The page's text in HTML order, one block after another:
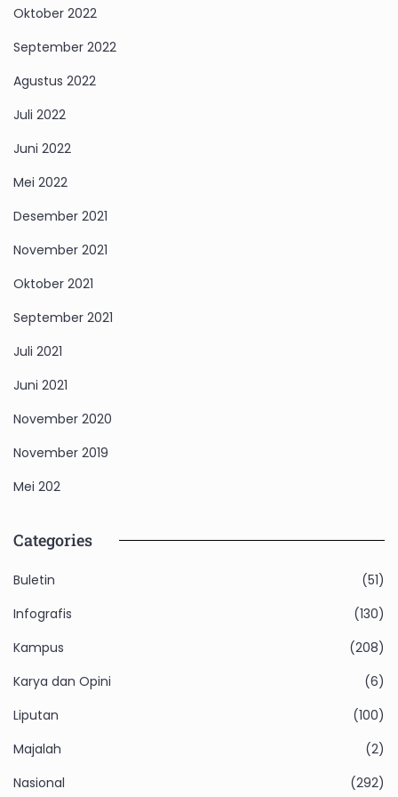
Oktober 2022
September 2022
Agustus 2022
Juli 2022
Juni 2022
Mei 2022
Desember 2021
November 2021
Oktober 2021
September 2021
Juli 2021
Juni 2021
November 2020
November 2019
Mei 202
Categories
Buletin
(51)
Infografis
(130)
Kampus
(208)
Karya dan Opini
(6)
Liputan
(100)
Majalah
(2)
Nasional
(292)